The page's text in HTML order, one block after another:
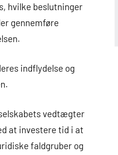
hvilke beslutninger
gennemføre
indflydelse og
vedtægter
at investere tid i at
faldgruber og